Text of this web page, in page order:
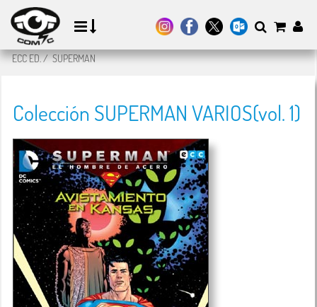
ECC ED./SUPERMAN
Colección SUPERMAN VARIOS(vol. 1)